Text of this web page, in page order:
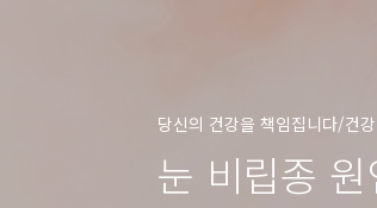
당신의 건강을 책임집니다/건강
눈 비립종